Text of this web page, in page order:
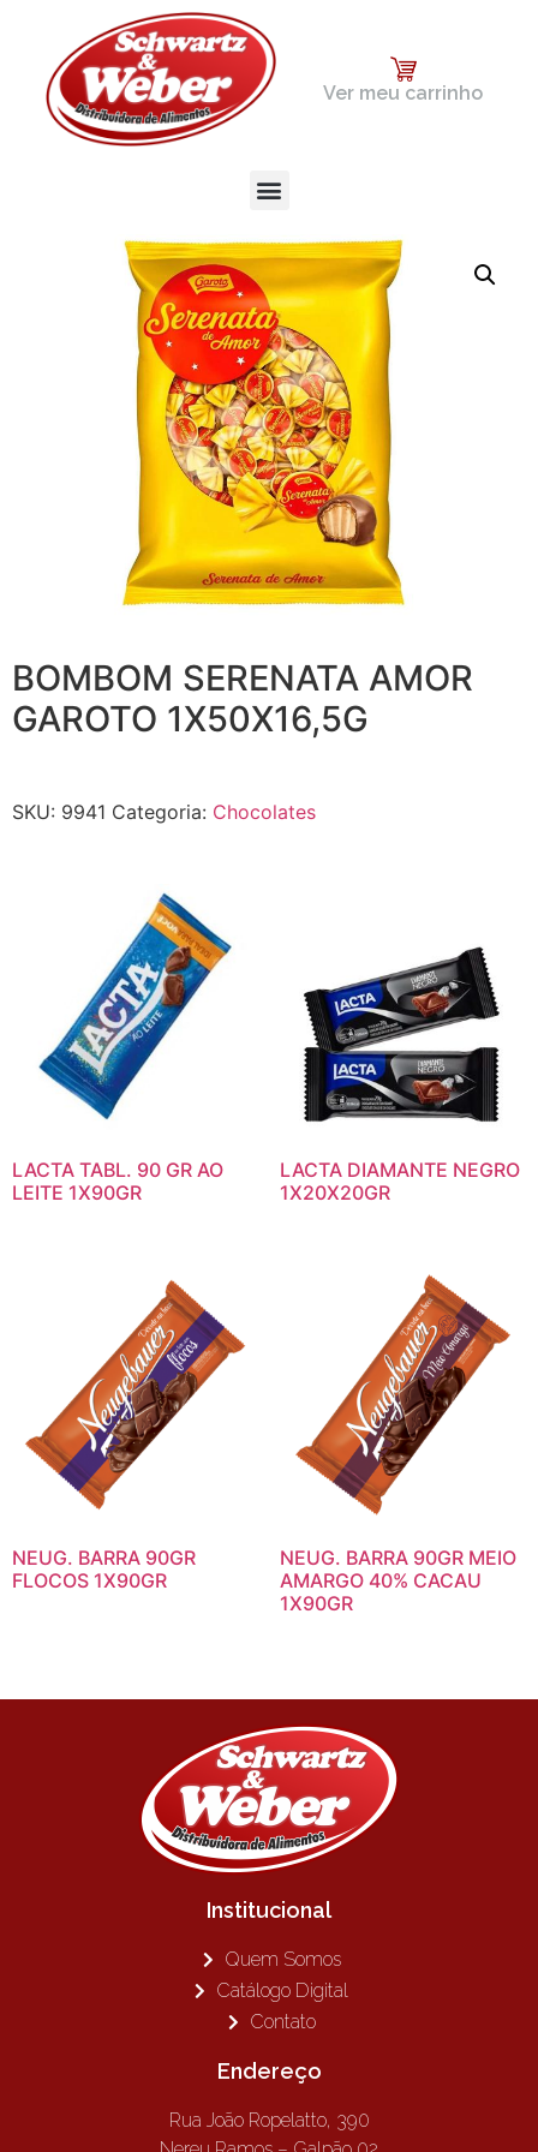
Ver meu carrinho
BOMBOM SERENATA AMOR
GAROTO 1X50X16,5G
SKU: 9941 Categoria: Chocolates
LACTA TABL. 90 GR AO
LEITE 1X90GR
LACTA DIAMANTE NEGRO
1X20X20GR
NEUG. BARRA 90GR
FLOCOS 1X90GR
NEUG. BARRA 90GR MEIO
AMARGO 40% CACAU
1X90GR
Institucional
Quem Somos
Catálogo Digital
Contato
Endereço
Rua João Ropelatto, 390